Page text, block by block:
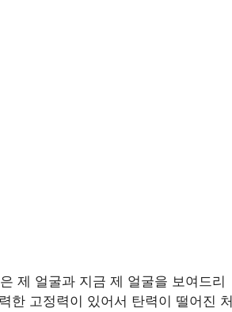
제 얼굴과 지금 제 얼굴을 보여드리
한 고정력이 있어서 탄력이 떨어진 처